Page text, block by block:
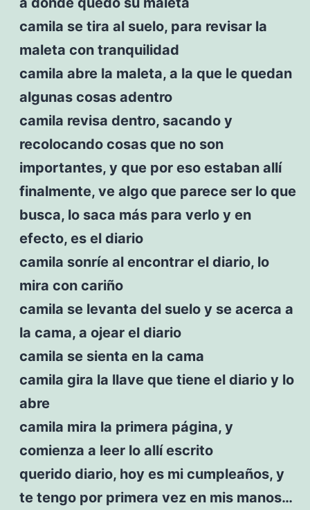
camila se tira al suelo, para revisar la
maleta con tranquilidad
camila abre la maleta, a la que le quedan
algunas cosas adentro
camila revisa dentro, sacando y
recolocando cosas que no son
importantes, y que por eso estaban allí
finalmente, ve algo que parece ser lo que
busca, lo saca más para verlo y en
efecto, es el diario
camila sonríe al encontrar el diario, lo
mira con cariño
camila se levanta del suelo y se acerca a
la cama, a ojear el diario
camila se sienta en la cama
camila gira la llave que tiene el diario y lo
abre
camila mira la primera página, y
comienza a leer lo allí escrito
querido diario, hoy es mi cumpleaños, y
te tengo por primera vez en mis manos…